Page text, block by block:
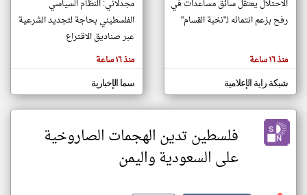
مصادر الأخبار من فلسطين
اخبار فلسطين على مدار الساعة
أهم اخبار فلسطين العاجلة والمباشرة
المقالات
الموجوده
هنا عن
وجهة
كاتبيها.
الاحتلال يعتقل سائق مساعدات في
رفح بزعم انتمائه لـ"نخبة القسام"
منذ ١٦ ساعة
شبكة راية الإعلامية
مجدلاني: النظام السياسي
الفلسطيني بحاجة لتجديد الشرعية
عبر صناديق الاقتراع
منذ ١٦ ساعة
سما الإخبارية
فلسطين تدين الهجمات الصاروخية
على السعودية واليمن
klyoum.com